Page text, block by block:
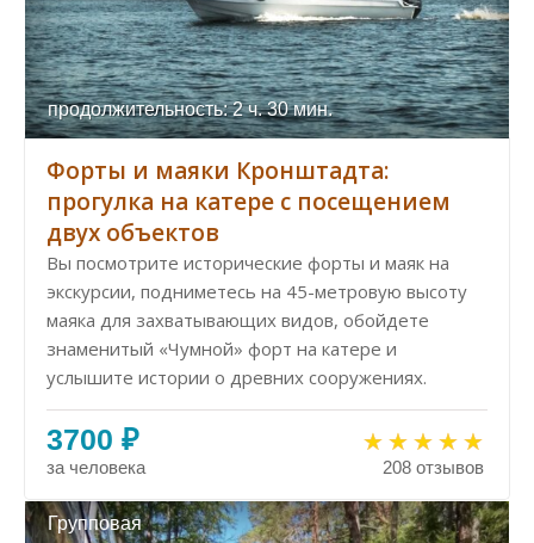
продолжительность: 2 ч. 30 мин.
Форты и маяки Кронштадта:
прогулка на катере с посещением
двух объектов
Вы посмотрите исторические форты и маяк на
экскурсии, подниметесь на 45-метровую высоту
маяка для захватывающих видов, обойдете
знаменитый «Чумной» форт на катере и
услышите истории о древних сооружениях.
3700 ₽
за человека 208 отзывов
Групповая